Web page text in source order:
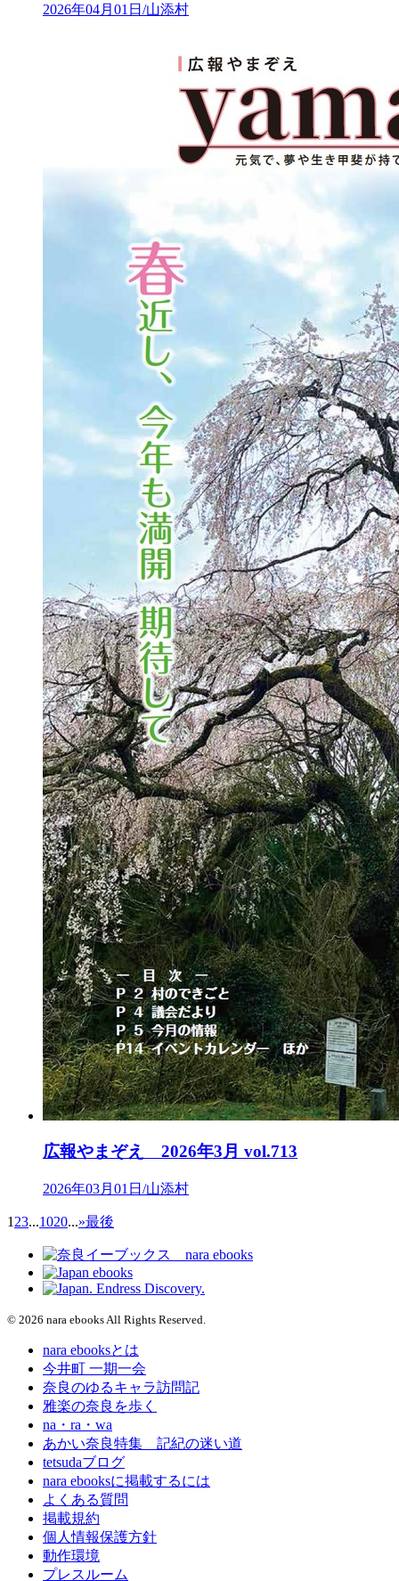
2026年04月01日/山添村
広報やまぞえ 2026年3月 vol.713
2026年03月01日/山添村
1 23...1020...»最後
© 2026 nara ebooks All Rights Reserved.
nara ebooksとは
今井町 一期一会
奈良のゆるキャラ訪問記
雅楽の奈良を歩く
na・ra・wa
あかい奈良特集 記紀の迷い道
tetsudaブログ
nara ebooksに掲載するには
よくある質問
掲載規約
個人情報保護方針
動作環境
プレスルーム